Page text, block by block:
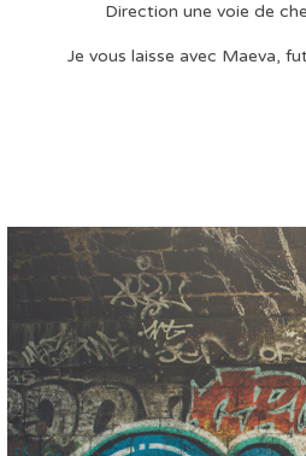
Direction une voie de
Je vous laisse avec Maeva,